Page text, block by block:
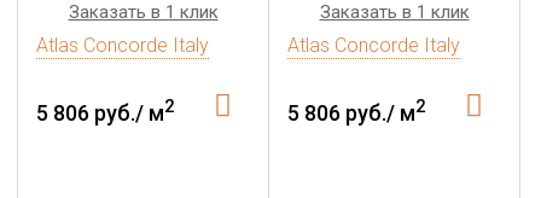
Заказать в 1 клик
Atlas Concorde Italy
5 806 руб./ м2
Заказать в 1 клик
Atlas Concorde Italy
5 806 руб./ м2